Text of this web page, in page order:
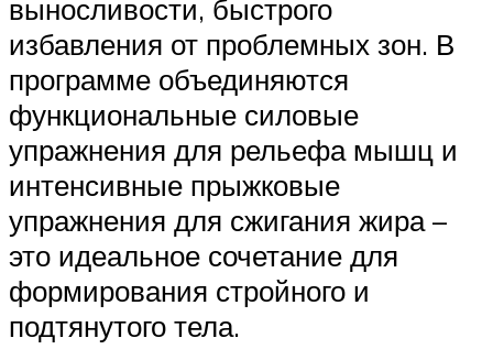
выносливости, быстрого
избавления от проблемных зон. В
программе объединяются
функциональные силовые
упражнения для рельефа мышц и
интенсивные прыжковые
упражнения для сжигания жира –
это идеальное сочетание для
формирования стройного и
подтянутого тела.